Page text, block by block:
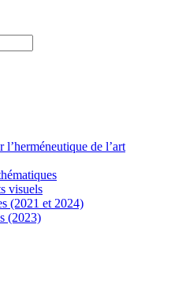
l’herméneutique de l’art
visuels
(2021 et 2024)
(2023)